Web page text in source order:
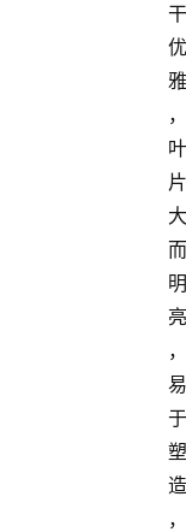
干
优
雅
，
叶
片
大
而
明
亮
，
易
于
塑
造
，